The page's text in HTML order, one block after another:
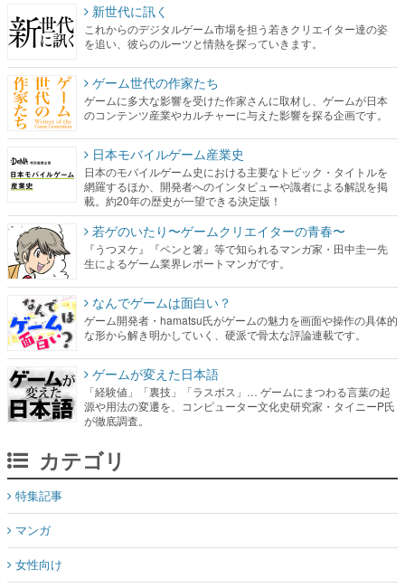
新世代に訊く
これからのデジタルゲーム市場を担う若きクリエイター達の姿
を追い、彼らのルーツと情熱を探っていきます。
ゲーム世代の作家たち
ゲームに多大な影響を受けた作家さんに取材し、ゲームが日本
のコンテンツ産業やカルチャーに与えた影響を探る企画です。
日本モバイルゲーム産業史
日本のモバイルゲーム史における主要なトピック・タイトルを
網羅するほか、開発者へのインタビューや識者による解説を掲
載。約20年の歴史が一望できる決定版！
若ゲのいたり〜ゲームクリエイターの青春〜
『うつヌケ』『ペンと箸』等で知られるマンガ家・田中圭一先
生によるゲーム業界レポートマンガです。
なんでゲームは面白い？
ゲーム開発者・hamatsu氏がゲームの魅力を画面や操作の具体的
な形から解き明かしていく、硬派で骨太な評論連載です。
ゲームが変えた日本語
「経験値」「裏技」「ラスボス」… ゲームにまつわる言葉の起
源や用法の変遷を、コンピューター文化史研究家・タイニーP氏
が徹底調査。
カテゴリ
特集記事
マンガ
女性向け